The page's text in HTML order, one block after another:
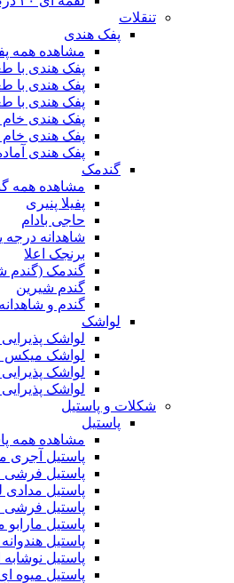
تنقلات
پفک هندی
مشاهده همه
پفک هندی با
پفک هندی با
پفک هندی با
پفک هندی
پفک هندی خام
پفک هندی
گندمک
مشاهده همه
پفیلا پنیری
حاجی بادام
شاهدانه درجه
برنجک اعلا
گندمک (گندم
گندم شیرین
گندم و
لواشک
لواشک پذیرایی
لواشک میکس
لواشک پذیرایی
لواشک پذیرایی
شکلات و پاستیل
پاستیل
مشاهده همه
پاستیل آجری
پاستیل فرشی
پاستیل مدادی
پاستیل فرشی
پاستیل
پاستیل
پاستیل نوشابه
پاستیل میوه